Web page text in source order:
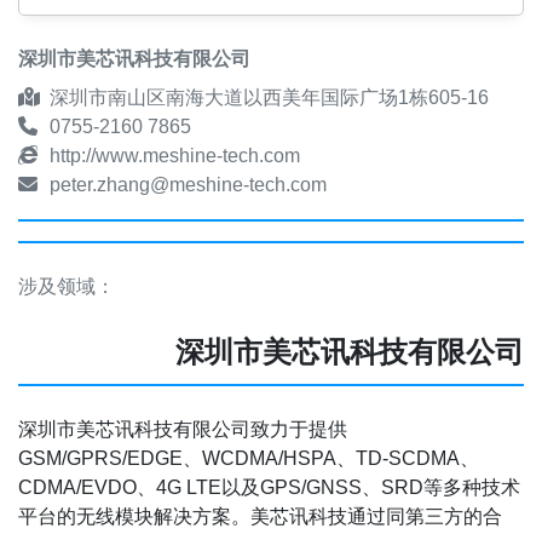
深圳市美芯讯科技有限公司
深圳市南山区南海大道以西美年国际广场1栋605-16
0755-2160 7865
http://www.meshine-tech.com
peter.zhang@meshine-tech.com
涉及领域：
深圳市美芯讯科技有限公司
深圳市美芯讯科技有限公司致力于提供
GSM/GPRS/EDGE、WCDMA/HSPA、TD-SCDMA、
CDMA/EVDO、4G LTE以及GPS/GNSS、SRD等多种技术
平台的无线模块解决方案。美芯讯科技通过同第三方的合